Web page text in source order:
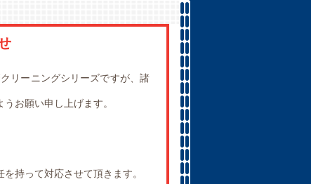
リーニングシリーズですが、諸
お願い申し上げます。
持って対応させて頂きます。